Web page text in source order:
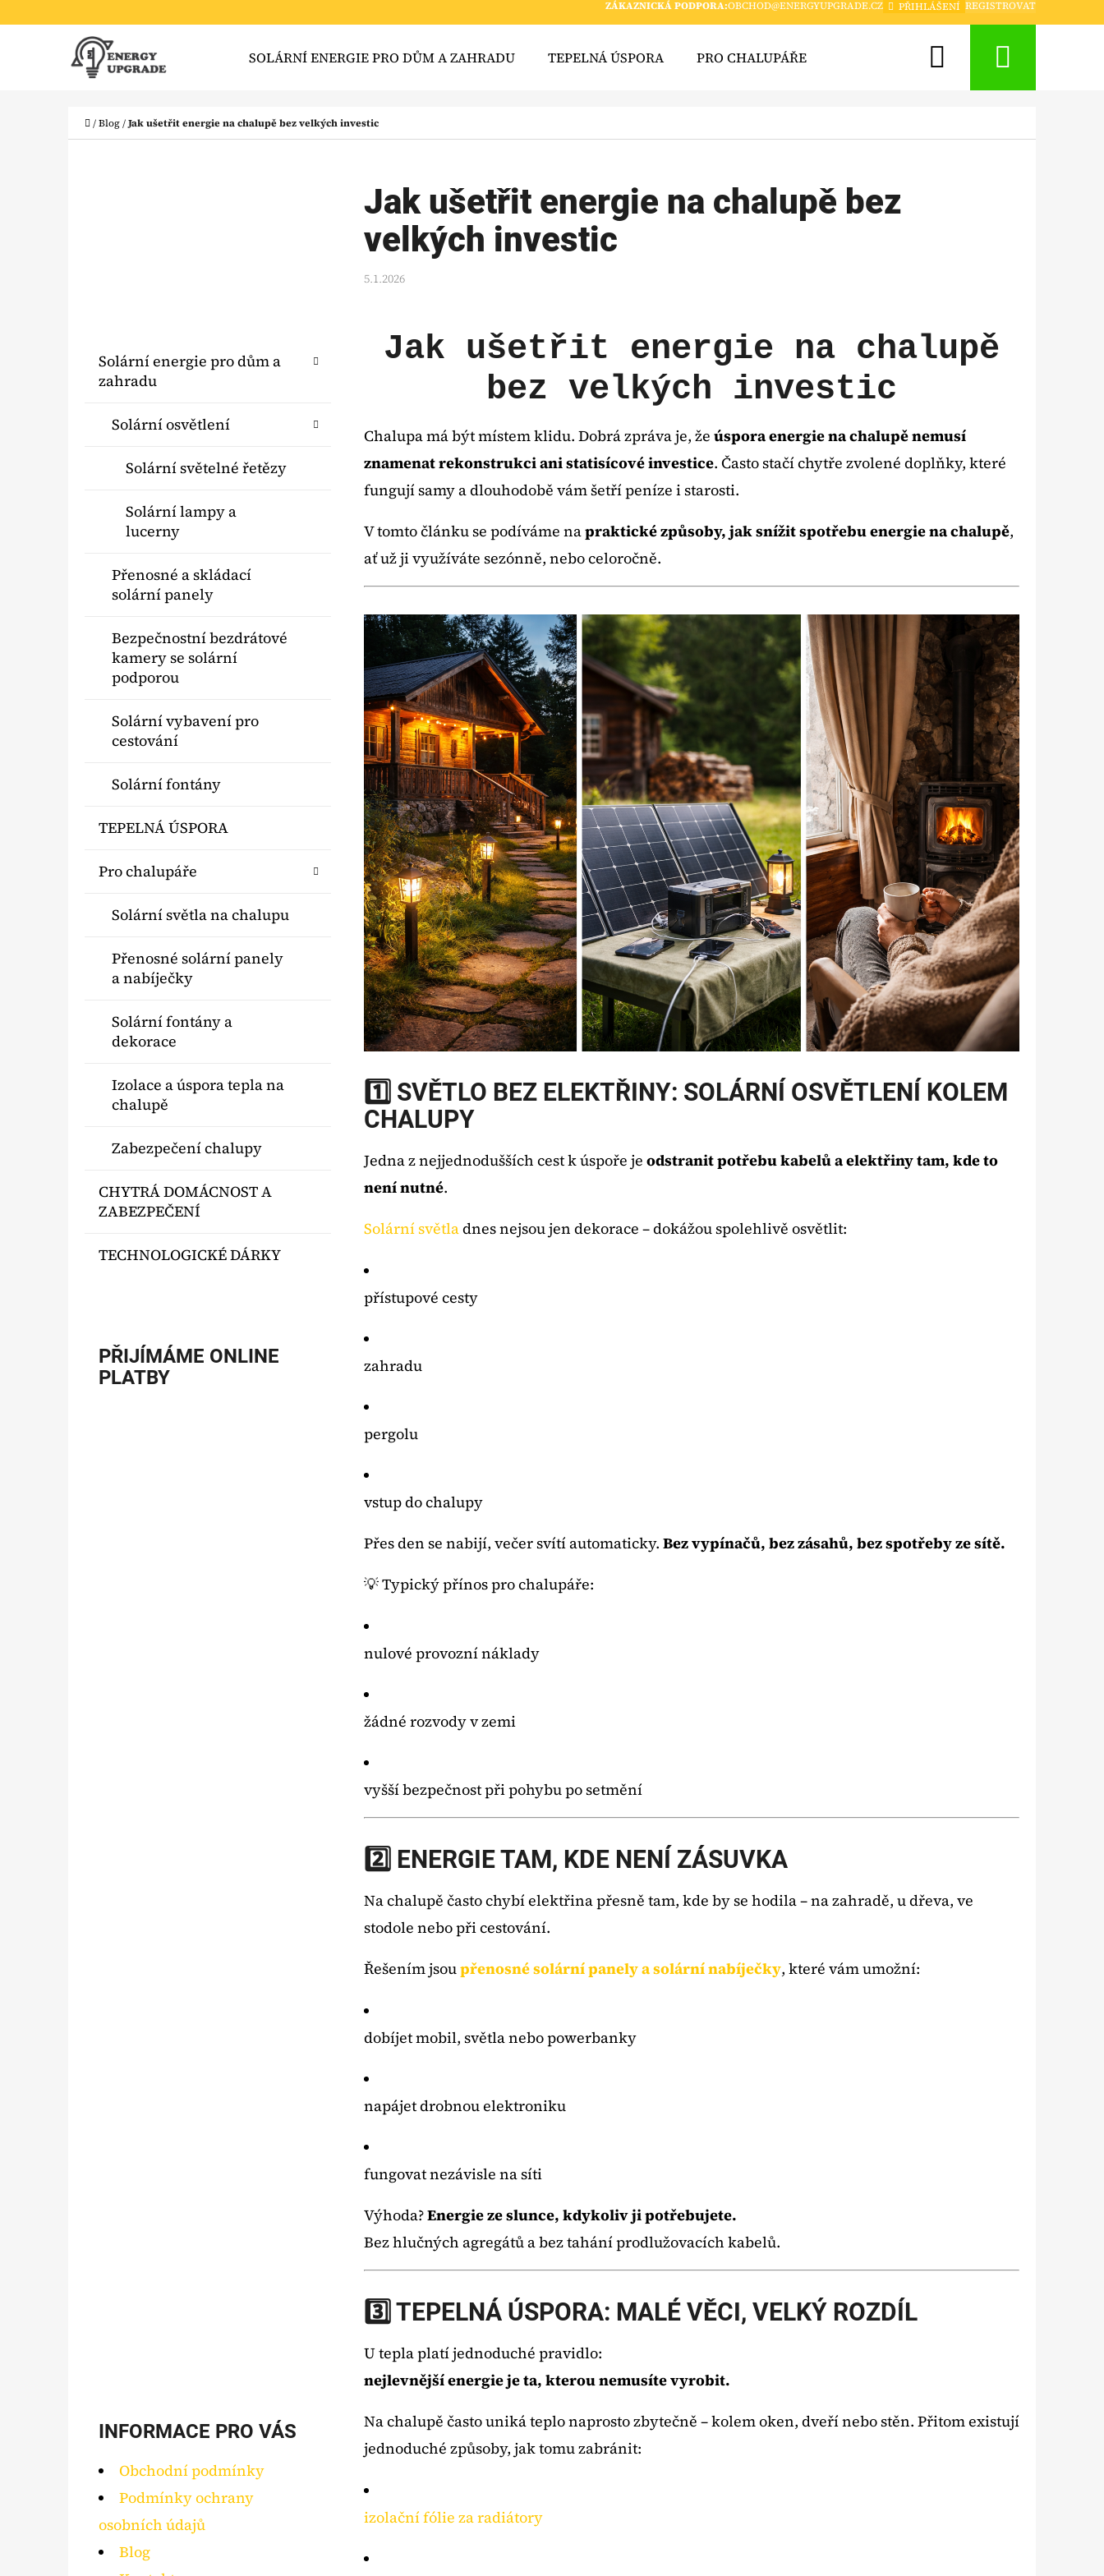
ZÁKAZNICKÁ PODPORA:OBCHOD@ENERGYUPGRADE.CZ PŘIHLÁŠENÍ REGISTROVAT
SOLÁRNÍ ENERGIE PRO DŮM A ZAHRADU TEPELNÁ ÚSPORA PRO CHALUPÁŘE Hledat
Domů
/Blog/Jak ušetřit energie na chalupě bez velkých investic
Přeskočit
kategorie
Solární energie pro dům a
zahradu
Solární osvětlení
Solární světelné řetězy
Solární lampy a
lucerny
Přenosné a skládací
solární panely
Bezpečnostní bezdrátové
kamery se solární
podporou
Solární vybavení pro
cestování
Solární fontány
TEPELNÁ ÚSPORA
Pro chalupáře
Solární světla na chalupu
Přenosné solární panely
a nabíječky
Solární fontány a
dekorace
Izolace a úspora tepla na
chalupě
Zabezpečení chalupy
CHYTRÁ DOMÁCNOST A
ZABEZPEČENÍ
TECHNOLOGICKÉ DÁRKY
PŘIJÍMÁME ONLINE
PLATBY
INFORMACE PRO VÁS
Obchodní podmínky
Podmínky ochrany
osobních údajů
Blog
Jak ušetřit energie na chalupě bez
velkých investic
5.1.2026
Jak ušetřit energie na chalupě
bez velkých investic
Chalupa má být místem klidu. Dobrá zpráva je, že úspora energie na chalupě nemusí
znamenat rekonstrukci ani statisícové investice. Často stačí chytře zvolené doplňky, které
fungují samy a dlouhodobě vám šetří peníze i starosti.
V tomto článku se podíváme napraktické způsoby, jak snížit spotřebu energie na chalupě,
ať už ji využíváte sezónně, nebo celoročně.
1️⃣ SVĚTLO BEZ ELEKTŘINY: SOLÁRNÍ OSVĚTLENÍ KOLEM
CHALUPY
Jedna z nejjednodušších cest k úspoře je odstranit potřebu kabelů a elektřiny tam, kde to
není nutné.
Solární světladnes nejsou jen dekorace – dokážou spolehlivě osvětlit:
přístupové cesty
zahradu
pergolu
vstup do chalupy
Přes den se nabijí, večer svítí automaticky. Bez vypínačů, bez zásahů, bez spotřeby ze sítě.
💡 Typický přínos pro chalupáře:
nulové provozní náklady
žádné rozvody v zemi
vyšší bezpečnost při pohybu po setmění
2️⃣ ENERGIE TAM, KDE NENÍ ZÁSUVKA
Na chalupě často chybí elektřina přesně tam, kde by se hodila – na zahradě, u dřeva, ve
stodole nebo při cestování.
Řešením jsoupřenosné solární panely a solární nabíječky, které vám umožní:
dobíjet mobil, světla nebo powerbanky
napájet drobnou elektroniku
fungovat nezávisle na síti
Výhoda?Energie ze slunce, kdykoliv ji potřebujete.
Bez hlučných agregátů a bez tahání prodlužovacích kabelů.
3️⃣ TEPELNÁ ÚSPORA: MALÉ VĚCI, VELKÝ ROZDÍL
U tepla platí jednoduché pravidlo:
nejlevnější energie je ta, kterou nemusíte vyrobit.
Na chalupě často uniká teplo naprosto zbytečně – kolem oken, dveří nebo stěn. Přitom existují
jednoduché způsoby, jak tomu zabránit:
izolační fólie za radiátory
Zpět
do
Zpět
do
DOPORUČUJEME
SOLÁRNÍ FONTÁNA TŘÍPATROVÁ -
990 Kč
JEZÍRKO
790 Kč
8MP REOLINK ARGUS 3 ULTRA -
BEZPEČNOSTNÍ KAMERA S DETEKCÍ
POHYBU A SOLÁRNÍM PANELEM
3 950 Kč